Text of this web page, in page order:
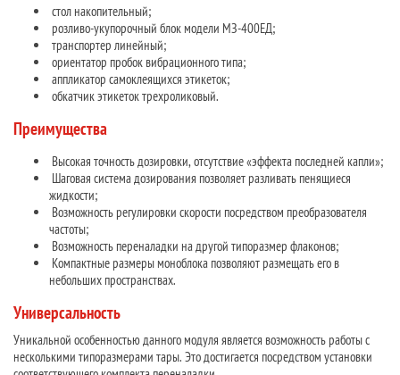
стол накопительный;
розливо-укупорочный блок модели МЗ-400ЕД;
транспортер линейный;
ориентатор пробок вибрационного типа;
аппликатор самоклеящихся этикеток;
обкатчик этикеток трехроликовый.
Преимущества
Высокая точность дозировки, отсутствие «эффекта последней капли»;
Шаговая система дозирования позволяет разливать пенящиеся
жидкости;
Возможность регулировки скорости посредством преобразователя
частоты;
Возможность переналадки на другой типоразмер флаконов;
Компактные размеры моноблока позволяют размещать его в
небольших пространствах.
Универсальность
Уникальной особенностью данного модуля является возможность работы с
несколькими типоразмерами тары. Это достигается посредством установки